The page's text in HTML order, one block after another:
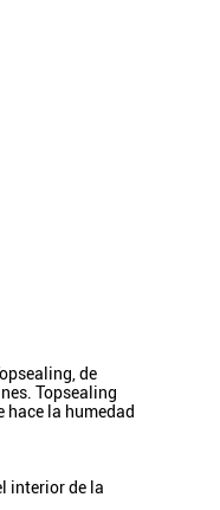
de
Topsealing
hace la humedad
interior de la